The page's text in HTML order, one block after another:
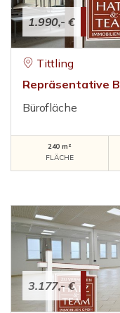
1.990,- €
Tittling
Repräsentative
Bürofläche
240 m²
FLÄCHE
3.177,- €